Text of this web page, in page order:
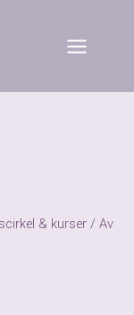
& kurser / Av